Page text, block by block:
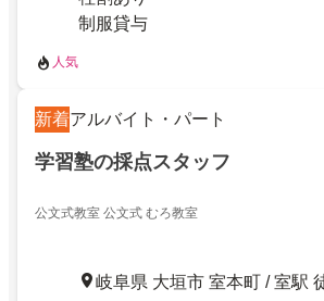
制服貸与
人気
新着アルバイト・パート
学習塾の採点スタッフ
公文式教室 公文式 むろ教室
岐阜県 大垣市 室本町 / 室駅